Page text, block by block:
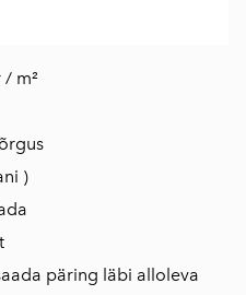
m²
)
päring läbi alloleva